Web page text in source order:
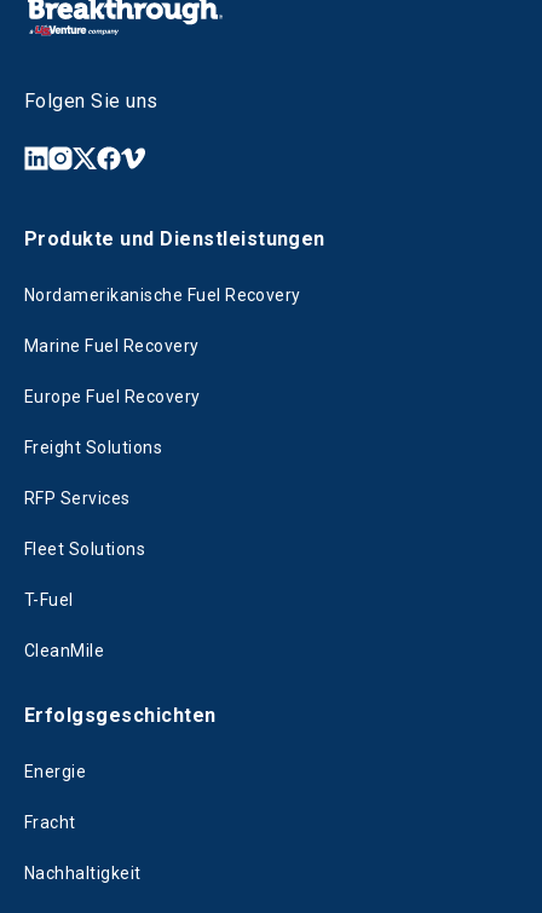
Folgen Sie uns
Produkte und Dienstleistungen
Nordamerikanische Fuel Recovery
Marine Fuel Recovery
Europe Fuel Recovery
Freight Solutions
RFP Services
Fleet Solutions
T-Fuel
CleanMile
Erfolgsgeschichten
Energie
Fracht
Nachhaltigkeit